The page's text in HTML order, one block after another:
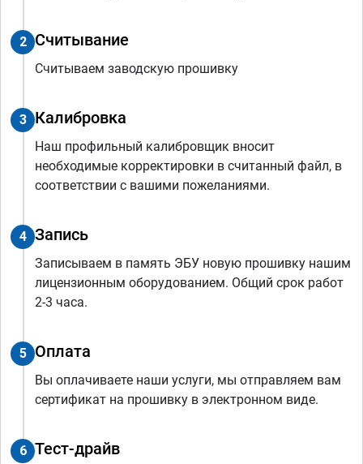
2 Считывание
Считываем заводскую прошивку
3 Калибровка
Наш профильный калибровщик вносит
необходимые корректировки в считанный файл, в
соответствии с вашими пожеланиями.
4 Запись
Записываем в память ЭБУ новую прошивку нашим
лицензионным оборудованием. Общий срок работ
2-3 часа.
5 Оплата
Вы оплачиваете наши услуги, мы отправляем вам
сертификат на прошивку в электронном виде.
6 Тест-драйв